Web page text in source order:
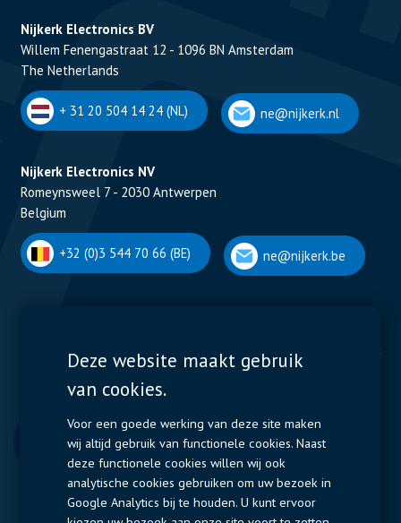
Nijkerk Electronics BV
Willem Fenengastraat 12 - 1096 BN Amsterdam
The Netherlands
+ 31 20 504 14 24 (NL) ne@nijkerk.nl
Nijkerk Electronics NV
Romeynsweel 7 - 2030 Antwerpen
Belgium
+32 (0)3 544 70 66 (BE) ne@nijkerk.be
Display Solutions
Displays
Power Solutions
Contactors & Fuses
Measurement
Resistors
Deze website maakt gebruik
van cookies.
Voor een goede werking van deze site maken
wij altijd gebruik van functionele cookies. Naast
deze functionele cookies willen wij ook
analytische cookies gebruiken om uw bezoek in
Google Analytics bij te houden. U kunt ervoor